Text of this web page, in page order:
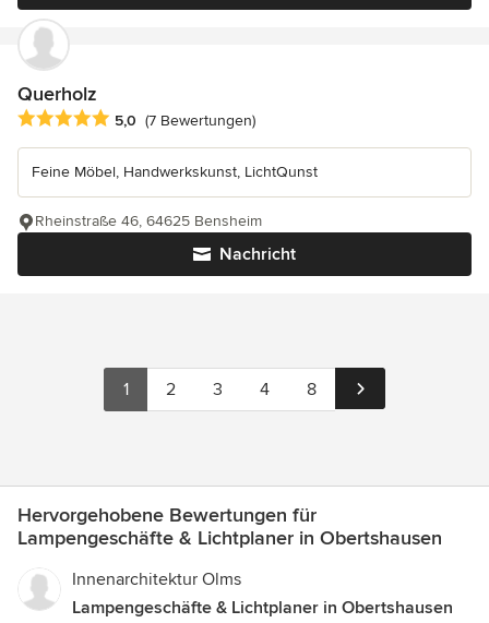
Querholz
Durchschnittliche Bewertung: 5 von 5 Sternen
5,0 (7 Bewertungen)
Feine Möbel, Handwerkskunst, LichtQunst
Nachricht
Rheinstraße 46, 64625 Bensheim
1 2 3 4 8
Hervorgehobene Bewertungen für
Lampengeschäfte & Lichtplaner in Obertshausen
Innenarchitektur Olms
Lampengeschäfte & Lichtplaner in Obertshausen